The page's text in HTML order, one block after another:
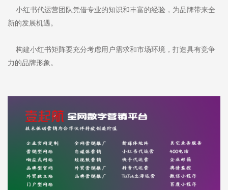
小红书代运营团队凭借专业的知识和丰富的经验，为品牌带来全
新的发展机遇。
构建小红书矩阵要充分考虑用户需求和市场环境，打造具有竞争
力的品牌形象。